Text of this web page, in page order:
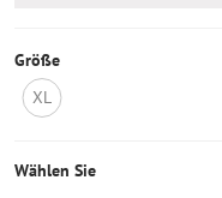
Größe
XL
Lager
Wählen Sie